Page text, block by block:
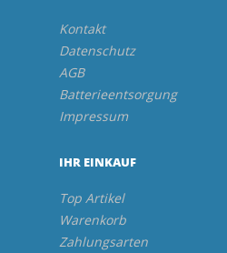
Kontakt
Datenschutz
AGB
Batterieentsorgung
Impressum
IHR EINKAUF
Top Artikel
Warenkorb
Zahlungsarten